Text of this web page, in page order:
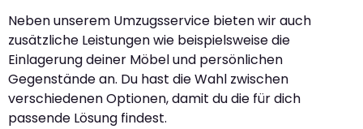
Neben unserem Umzugsservice bieten wir auch
zusätzliche Leistungen wie beispielsweise die
Einlagerung deiner Möbel und persönlichen
Gegenstände an. Du hast die Wahl zwischen
verschiedenen Optionen, damit du die für dich
passende Lösung findest.